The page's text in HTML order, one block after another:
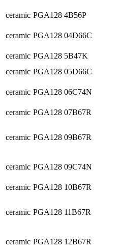
ceramic PGA128 4B56P
ceramic PGA128 04D66C
ceramic PGA128 5B47K
ceramic PGA128 05D66C
ceramic PGA128 06C74N
ceramic PGA128 07B67R
ceramic PGA128 09B67R
ceramic PGA128 09C74N
ceramic PGA128 10B67R
ceramic PGA128 11B67R
ceramic PGA128 12B67R